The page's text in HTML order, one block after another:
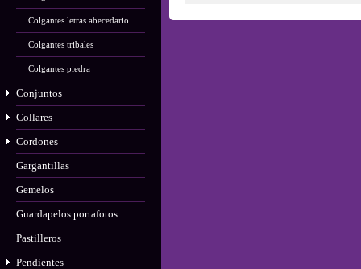
Colgantes letras abecedario
Colgantes tribales
Colgantes piedra
Conjuntos
Collares
Cordones
Gargantillas
Gemelos
Guardapelos portafotos
Pastilleros
Pendientes